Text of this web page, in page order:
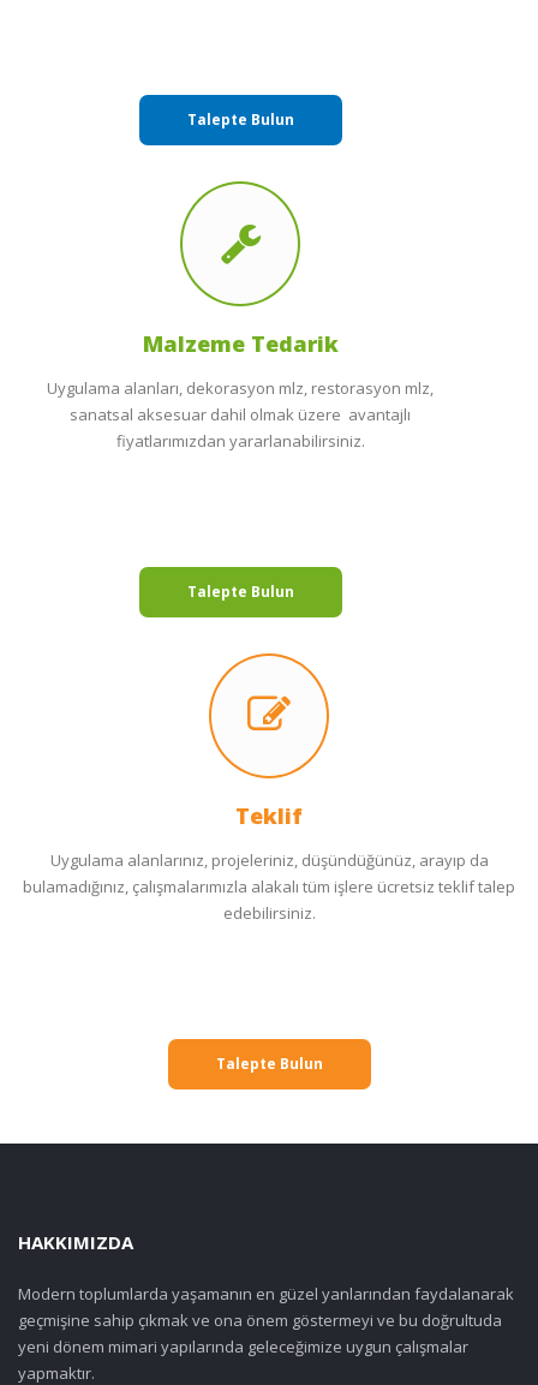
Talepte Bulun
Malzeme Tedarik
Uygulama alanları, dekorasyon mlz, restorasyon mlz,
sanatsal aksesuar dahil olmak üzere avantajlı
fiyatlarımızdan yararlanabilirsiniz.
Talepte Bulun
Teklif
Uygulama alanlarınız, projeleriniz, düşündüğünüz, arayıp da
bulamadığınız, çalışmalarımızla alakalı tüm işlere ücretsiz teklif talep
edebilirsiniz.
Talepte Bulun
HAKKIMIZDA
Modern toplumlarda yaşamanın en güzel yanlarından faydalanarak
geçmişine sahip çıkmak ve ona önem göstermeyi ve bu doğrultuda
yeni dönem mimari yapılarında geleceğimize uygun çalışmalar
yapmaktır.